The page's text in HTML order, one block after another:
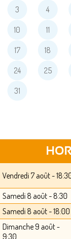
3 4
10 11
17 18
24 25
31
Vendredi 7 août -
Samedi 8 août - 8:30
Samedi 8 août - 18:00
Dimanche 9 août -
9:30